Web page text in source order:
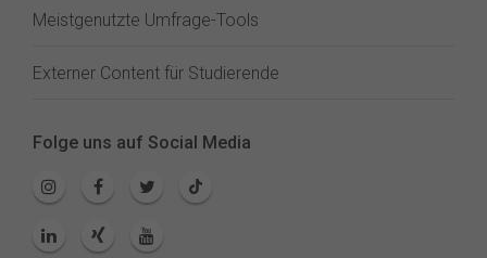
Meistgenutzte Umfrage-Tools
Externer Content für Studierende
Folge uns auf Social Media